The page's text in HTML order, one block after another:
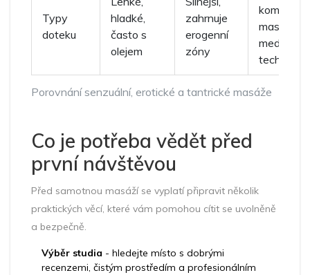
Porovnání senzuální, erotické a tantrické masáže
Typy
doteku
hladké,
často s
olejem
zahrnuje
erogenní
zóny
masáže a
technik
Co je potřeba vědět před
první návštěvou
Před samotnou masáží se vyplatí připravit několik
praktických věcí, které vám pomohou cítit se uvolněně
a bezpečně.
Výběr studia - hledejte místo s dobrými
recenzemi, čistým prostředím a profesionálním